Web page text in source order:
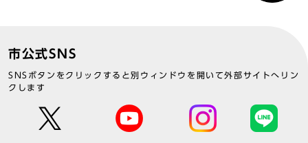
市公式SNS
SNSボタンをクリックすると別ウィンドウを開いて外部サイトへリン
クします